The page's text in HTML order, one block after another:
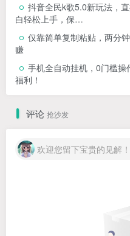
抖音全民k歌5.0新玩法，
白轻松上手，保…
仅靠简单复制粘贴，两分
赚
手机全自动挂机，0门槛
福利！
评论 抢沙发
欢迎您留下宝贵的见解！